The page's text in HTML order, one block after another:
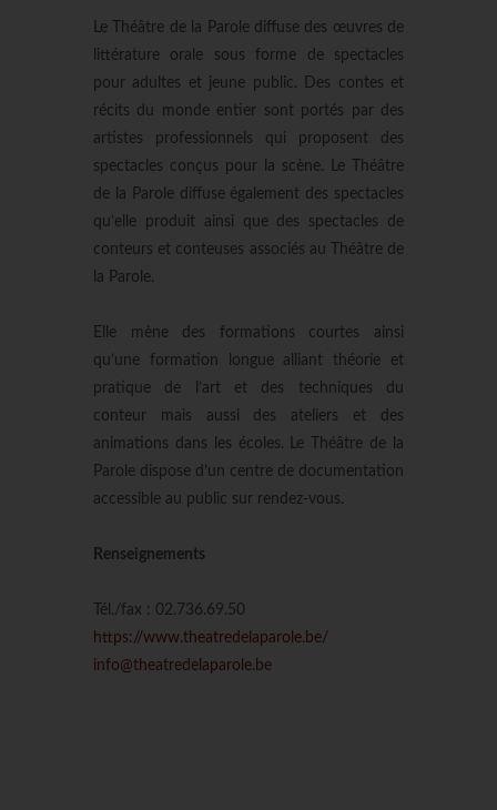
Le Théâtre de la Parole diffuse des œuvres de
littérature orale sous forme de spectacles
pour adultes et jeune public. Des contes et
récits du monde entier sont portés par des
artistes professionnels qui proposent des
spectacles conçus pour la scène. Le Théâtre
de la Parole diffuse également des spectacles
qu’elle produit ainsi que des spectacles de
conteurs et conteuses associés au Théâtre de
la Parole.
Elle mène des formations courtes ainsi
qu’une formation longue alliant théorie et
pratique de l’art et des techniques du
conteur mais aussi des ateliers et des
animations dans les écoles. Le Théâtre de la
Parole dispose d’un centre de documentation
accessible au public sur rendez-vous.
Renseignements
Tél./fax : 02.736.69.50
https://www.theatredelaparole.be/
info@theatredelaparole.be